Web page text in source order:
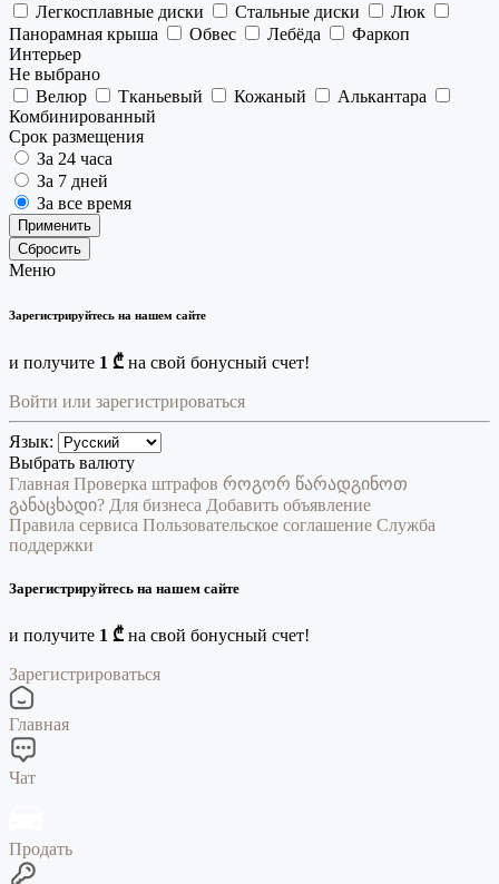
Легкосплавные диски
Стальные диски
Люк
Панорамная крыша
Обвес Лебёда
Фаркоп
Интерьер
Не выбрано
Велюр
Тканьевый Кожаный
Алькантара
Комбинированный
Срок размещения
За 24 часа
За 7 дней
За все время
Применить
Сбросить
Меню
Зарегистрируйтесь на нашем сайте
и получите 1 ₾ на свой бонусный счет!
Войти или зарегистрироваться
Язык:
Выбрать валюту
Главная Проверка штрафов როგორ წარადგინოთ
განაცხადი? Для бизнеса Добавить объявление
Правила сервиса Пользовательское соглашение Служба
поддержки
Зарегистрируйтесь на нашем сайте
и получите 1 ₾ на свой бонусный счет!
Зарегистрироваться
Главная
Чат
Продать